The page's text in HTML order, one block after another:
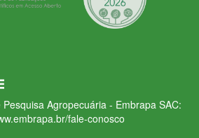
Agropecuária - Embrapa SAC:
fale-conosco